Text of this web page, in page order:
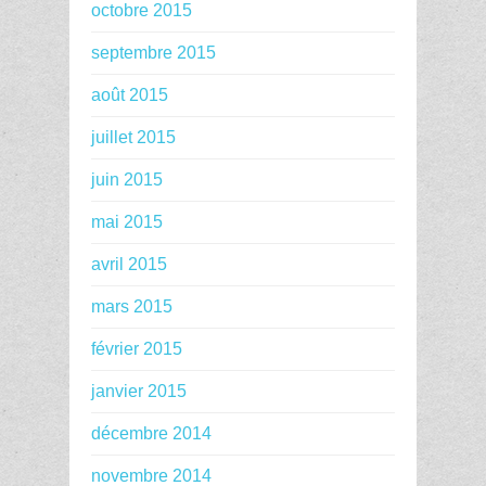
octobre 2015
septembre 2015
août 2015
juillet 2015
juin 2015
mai 2015
avril 2015
mars 2015
février 2015
janvier 2015
décembre 2014
novembre 2014